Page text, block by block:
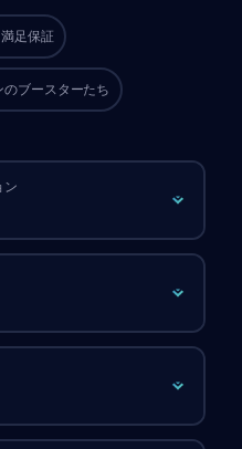
満足保証
Challengerプレイヤーが
できるよ。🔥
のブースターたち
ン